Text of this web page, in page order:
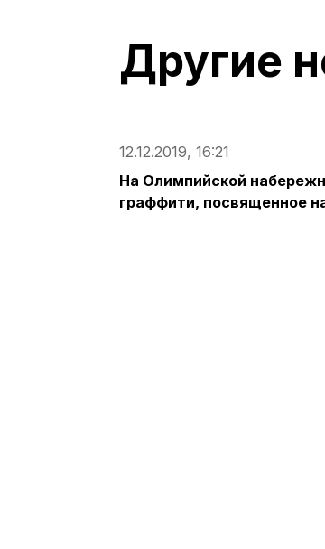
Другие
12.12.2019, 16:21
На Олимпийской
граффити, посвященное